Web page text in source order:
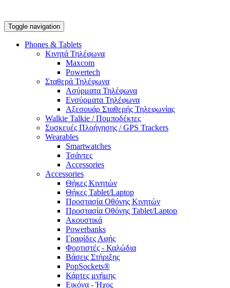
Toggle navigation
Phones & Tablets
Κινητά Τηλέφωνα
Maxcom
Powertech
Σταθερά Τηλέφωνα
Ασύρματα Τηλέφωνα
Ενσύρματα Τηλέφωνα
Αξεσουάρ Σταθερής Τηλεφωνίας
Walkie Talkie / Πομποδέκτες
Συσκευές Πλοήγησης / GPS Trackers
Wearables
Smartwatches
Τσάντες
Accessories
Accessories
Θήκες Κινητών
Θήκες Tablet/Laptop
Προστασία Οθόνης Κινητών
Προστασία Οθόνης Tablet/Laptop
Ακουστικά
Powerbanks
Γραφίδες Αφής
Φορτιστές - Καλώδια
Βάσεις Στήριξης
PopSockets®
Κάρτες μνήμης
Εικόνα - Ήχος